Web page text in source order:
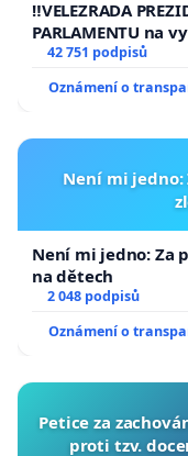
‼️VELEZRADA
PARLAMENTU na
144 jednacího
republiky
42 751 podpisů
Oznámení o
Není mi
Není mi jedno: Za
na dětech
2 048 podpisů
Oznámení o
Petice za
proti tzv.